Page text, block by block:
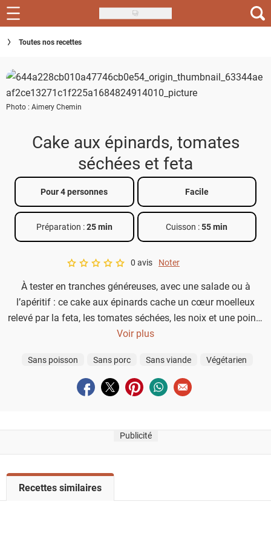
Skip
to
main
Recettes
Inspirations
Conseils
Index des recettes
Guide d'achat
Toutes nos recettes
Photo : Aimery Chemin
Cake aux épinards, tomates
séchées et feta
Pour 4 personnes Facile
Préparation :25 min Cuisson :55 min
A star rating of 0 out of 5.
0 avis Noter
À tester en tranches généreuses, avec une salade ou à
l’apéritif : ce cake aux épinards cache un cœur moelleux
relevé par la feta, les tomates séchées, les noix et une pointe
de piment d’Espelette.
Voir plus
Sans poisson Sans porc Sans viande Végétarien
Partager sur facebook
Partager sur twitter
Partager sur pinterest
Partager sur whatsapp
Envoyer à un ami
Publicité
o
Recettes similaires